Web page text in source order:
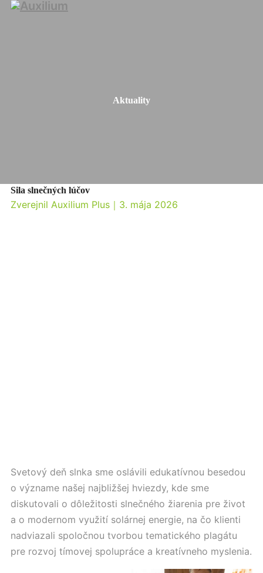
Aktuality
Sila slnečných lúčov
Zverejnil Auxilium Plus｜ 3. mája 2026
Svetový deň slnka sme oslávili edukatívnou besedou
o význame našej najbližšej hviezdy, kde sme
diskutovali o dôležitosti slnečného žiarenia pre život
a o modernom využití solárnej energie, na čo klienti
nadviazali spoločnou tvorbou tematického plagátu
pre rozvoj tímovej spolupráce a kreatívneho myslenia.